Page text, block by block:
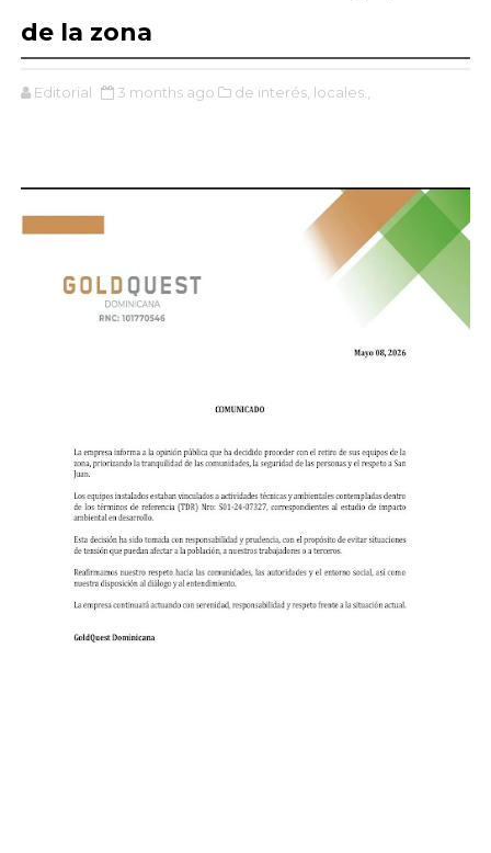
de la zona
Editorial 3 months ago de interés, locales.,